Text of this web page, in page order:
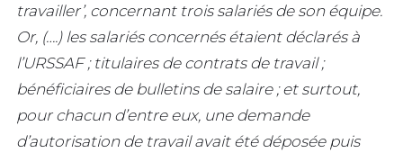
travailler’, concernant trois salariés de son équipe.
Or, (….) les salariés concernés étaient déclarés à
l’URSSAF ; titulaires de contrats de travail ;
bénéficiaires de bulletins de salaire ; et surtout,
pour chacun d’entre eux, une demande
d’autorisation de travail avait été déposée puis